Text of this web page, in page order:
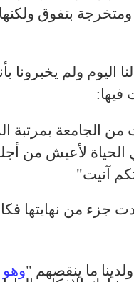
بتفوق
اليوم ولم يخبرونا
فيها:
من الجامعة بمرتبة
لأعيش من
آنيت"
جزء من نهايتها
ما ينقصهم "وهو